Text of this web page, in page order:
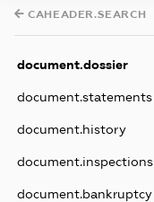
CAHEADER.SEARCH
document.dossier
document.statements
document.history
document.inspections
document.bankruptcy